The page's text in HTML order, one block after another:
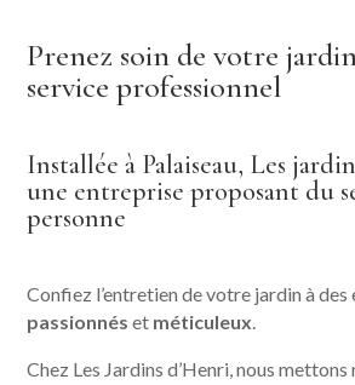
Prenez soin de votre
service professionnel
Installée à Palaiseau, Les
une entreprise proposant du
personne
Confiez l’entretien de votre jardin à des
passionnés et méticuleux.
Chez Les Jardins d’Henri, nous